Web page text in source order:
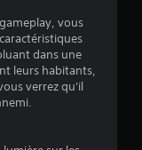
1
é
vous
dans une
leurs habitants,
verrez qu'il